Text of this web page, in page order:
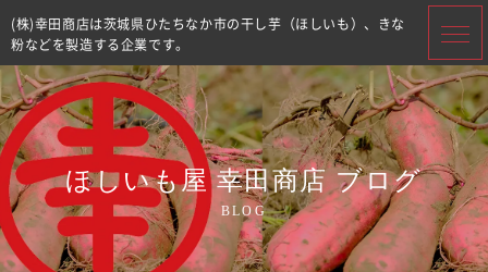
(株)幸田商店は茨城県ひたちなか市の干し芋（ほしいも）、きな
粉などを製造する企業です。
ほしいも屋 幸田商店 ブログ
BLOG